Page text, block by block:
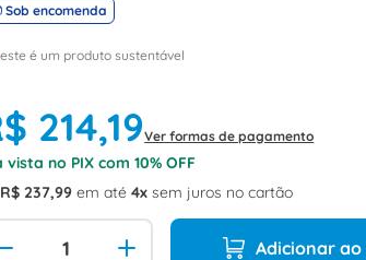
Sob encomenda
este é um produto sustentável
214,19Ver formas de pagamento
vista no PIX com10% OFF
R$ 237,99 em até4 sem juros no cartão
Adicionar